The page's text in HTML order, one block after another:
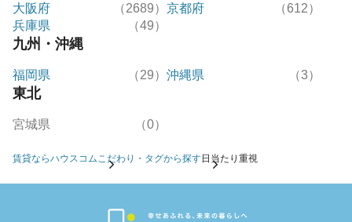
大阪府 （2689） 京都府
（612）
兵庫県
（49）
九州・沖縄
福岡県 （29） 沖縄県 （3）
東北
宮城県 （0）
賃貸ならハウスコムこだわり・タグから探す日当たり重視